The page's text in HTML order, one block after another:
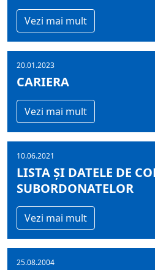
Vezi mai mult
20.01.2023
CARIERA
Vezi mai mult
10.06.2021
LISTA ȘI DATELE DE
SUBORDONATELOR
Vezi mai mult
25.08.2004